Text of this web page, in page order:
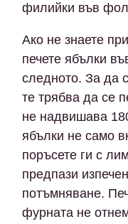
филийки във
Ако не знаете
печете ябълки
следното. За да
те трябва да се
не надвишава
ябълки не само
поръсете ги с
предпази
потъмняване.
фурната не